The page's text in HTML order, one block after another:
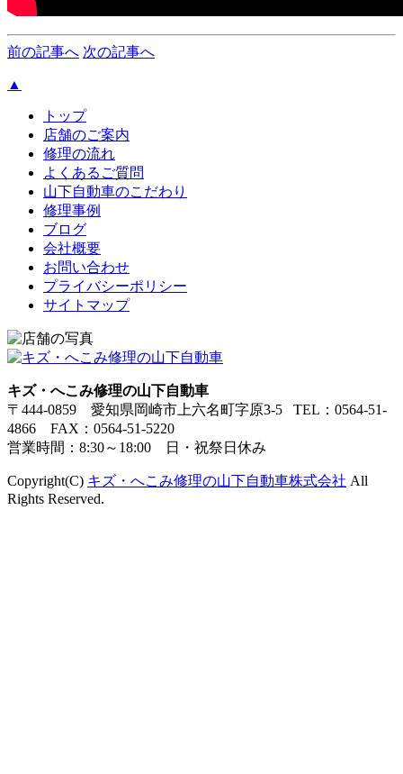
前の記事へ 次の記事へ
▲
トップ
店舗のご案内
修理の流れ
よくあるご質問
山下自動車のこだわり
修理事例
ブログ
会社概要
お問い合わせ
プライバシーポリシー
サイトマップ
キズ・へこみ修理の山下自動車
〒444-0859 愛知県岡崎市上六名町字原3-5 TEL：0564-51-
4866 FAX：0564-51-5220
営業時間：8:30～18:00 日・祝祭日休み
Copyright(C) キズ・へこみ修理の山下自動車株式会社 All
Rights Reserved.